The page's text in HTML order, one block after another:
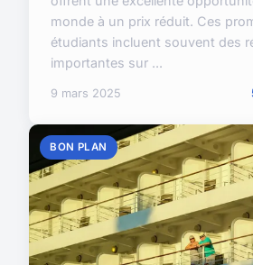
monde à un prix réduit. Ces
étudiants incluent souvent des
importantes sur ...
9 mars 2025
BON PLAN